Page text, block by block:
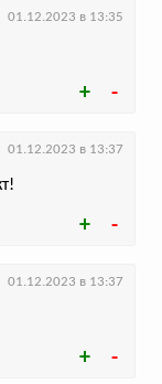
01.12.2023 в 13:35
01.12.2023 в 13:37
01.12.2023 в 13:37